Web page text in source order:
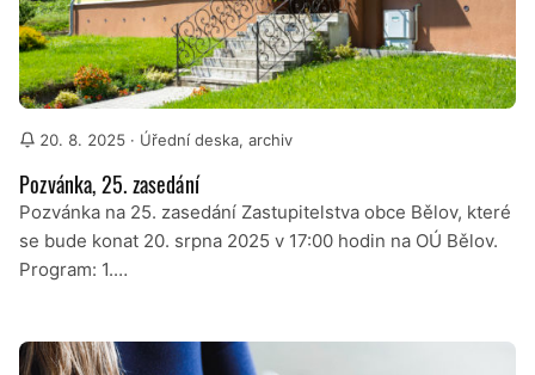
20. 8. 2025 · Úřední deska, archiv
Pozvánka, 25. zasedání
Pozvánka na 25. zasedání Zastupitelstva obce Bělov, které
se bude konat 20. srpna 2025 v 17:00 hodin na OÚ Bělov.
Program: 1.…